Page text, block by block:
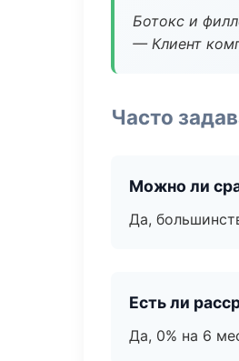
Ботокс и
— Клиент
Часто
Можно ли
Да,
Есть ли
Да, 0% на 6